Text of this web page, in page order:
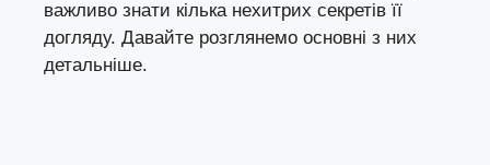
важливо знати кілька нехитрих секретів її
догляду. Давайте розглянемо основні з них
детальніше.